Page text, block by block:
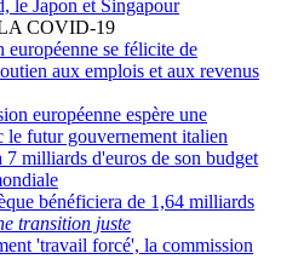
le Japon et Singapour
COVID-19
européenne se félicite de
aux emplois et aux revenus
européenne espère une
le futur gouvernement italien
milliards d'euros de son budget
bénéficiera de 1,64 milliards
transition juste
'travail forcé', la commission